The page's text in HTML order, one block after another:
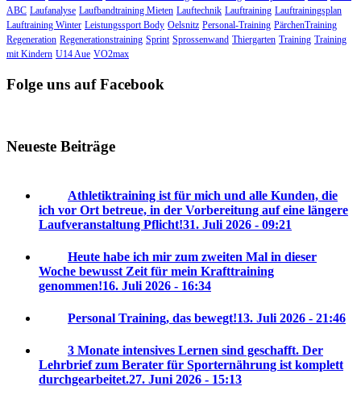
ABC Laufanalyse Laufbandtraining Mieten Lauftechnik Lauftraining Lauftrainingsplan
Lauftraining Winter Leistungssport Body Oelsnitz Personal-Training PärchenTraining
Regeneration Regenerationstraining Sprint Sprossenwand Thiergarten Training Training
mit Kindern U14 Aue VO2max
Folge uns auf Facebook
Neueste Beiträge
Athletiktraining ist für mich und alle Kunden, die
ich vor Ort betreue, in der Vorbereitung auf eine längere
Laufveranstaltung Pflicht!31. Juli 2026 - 09:21
Heute habe ich mir zum zweiten Mal in dieser
Woche bewusst Zeit für mein Krafttraining
genommen!16. Juli 2026 - 16:34
Personal Training, das bewegt!13. Juli 2026 - 21:46
3 Monate intensives Lernen sind geschafft. Der
Lehrbrief zum Berater für Sporternährung ist komplett
durchgearbeitet.27. Juni 2026 - 15:13